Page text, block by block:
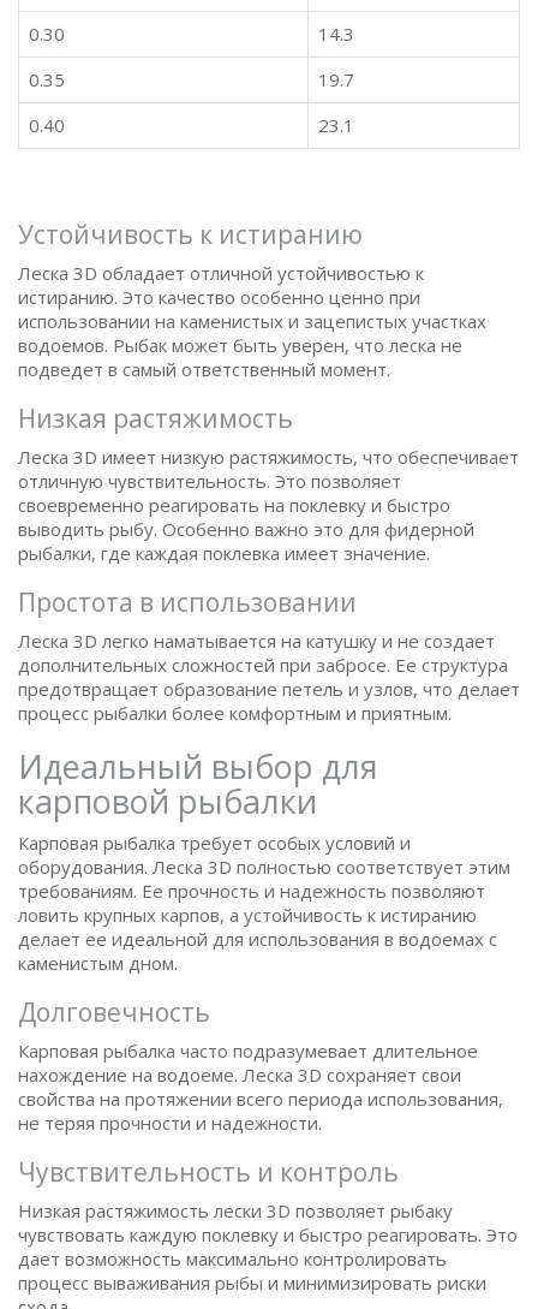
0.30
14.3
0.35
19.7
0.40
23.1
Устойчивость к истиранию
Леска 3D обладает отличной устойчивостью к
истиранию. Это качество особенно ценно при
использовании на каменистых и зацепистых участках
водоемов. Рыбак может быть уверен, что леска не
подведет в самый ответственный момент.
Низкая растяжимость
Леска 3D имеет низкую растяжимость, что обеспечивает
отличную чувствительность. Это позволяет
своевременно реагировать на поклевку и быстро
выводить рыбу. Особенно важно это для фидерной
рыбалки, где каждая поклевка имеет значение.
Простота в использовании
Леска 3D легко наматывается на катушку и не создает
дополнительных сложностей при забросе. Ее структура
предотвращает образование петель и узлов, что делает
процесс рыбалки более комфортным и приятным.
Идеальный выбор для
карповой рыбалки
Карповая рыбалка требует особых условий и
оборудования. Леска 3D полностью соответствует этим
требованиям. Ее прочность и надежность позволяют
ловить крупных карпов, а устойчивость к истиранию
делает ее идеальной для использования в водоемах с
каменистым дном.
Долговечность
Карповая рыбалка часто подразумевает длительное
нахождение на водоеме. Леска 3D сохраняет свои
свойства на протяжении всего периода использования,
не теряя прочности и надежности.
Чувствительность и контроль
Низкая растяжимость лески 3D позволяет рыбаку
чувствовать каждую поклевку и быстро реагировать. Это
дает возможность максимально контролировать
процесс вываживания рыбы и минимизировать риски